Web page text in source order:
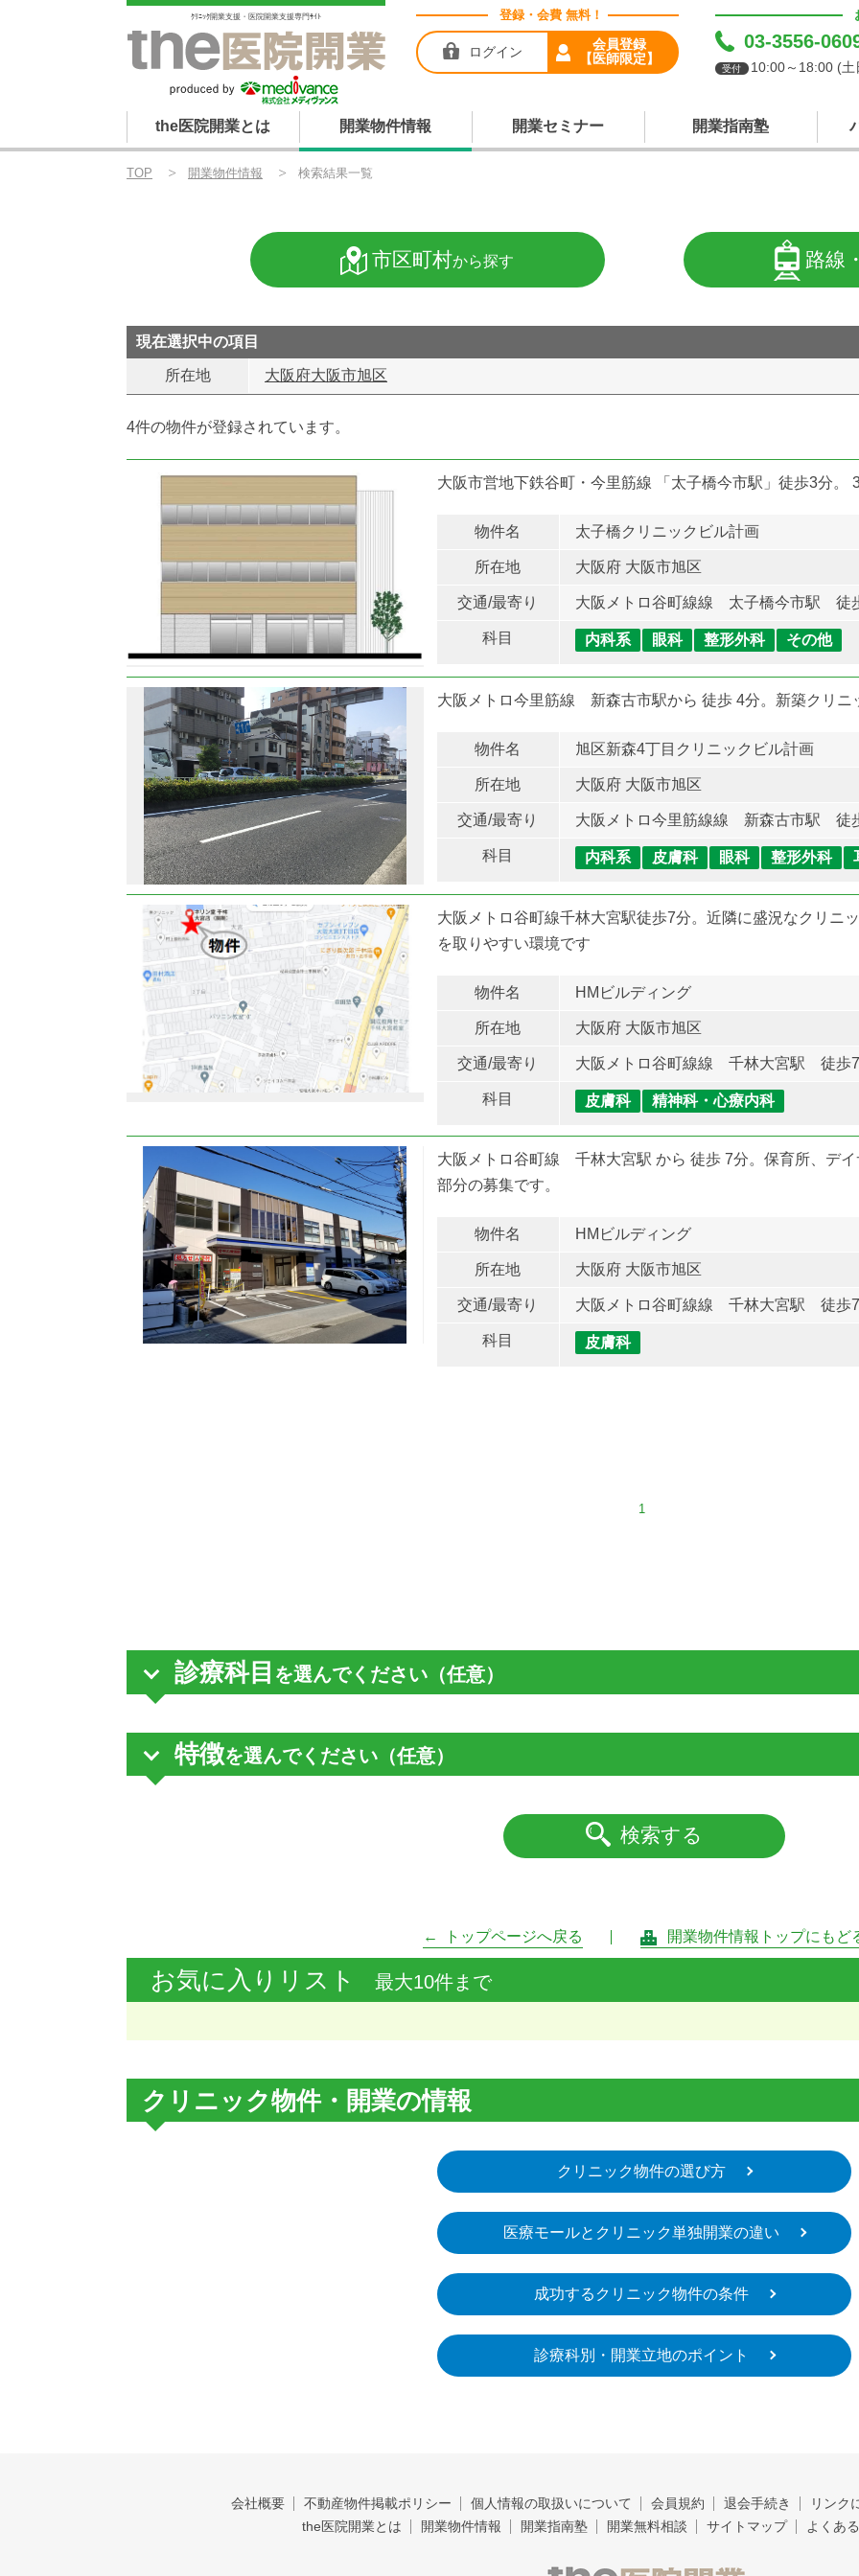
ｸﾘﾆｯｸ開業支援・医院開業支援専門ｻｲﾄ 登録・会費 無料！
ログイン
会員登録
【医師限定】
03-3556-
受付 10:00～18:00 (土
the医院開業とは 開業物件情報 開業セミナー 開業指南塾
TOP 開業物件情報 検索結果一覧
市区町村から探す 路線
現在選択中の項目
所在地 大阪府大阪市旭区
4件の物件が登録されています。
大阪市営地下鉄谷町・今里筋線 「太子橋今市駅」徒歩3分。
物件名 太子橋クリニックビル計画
所在地 大阪府 大阪市旭区
交通/最寄り 大阪メトロ谷町線線 太子橋今市駅 徒
科目 内科系 眼科 整形外科 その他
大阪メトロ今里筋線 新森古市駅から 徒歩 4分。新築クリニ
物件名 旭区新森4丁目クリニックビル計画
所在地 大阪府 大阪市旭区
交通/最寄り 大阪メトロ今里筋線線 新森古市駅 徒
科目 内科系 皮膚科 眼科 整形外科
大阪メトロ谷町線千林大宮駅徒歩7分。近隣に盛況なクリニ
を取りやすい環境です
物件名 HMビルディング
所在地 大阪府 大阪市旭区
交通/最寄り 大阪メトロ谷町線線 千林大宮駅 徒歩
科目 皮膚科 精神科・心療内科
大阪メトロ谷町線 千林大宮駅 から 徒歩 7分。保育所、デ
部分の募集です。
物件名 HMビルディング
所在地 大阪府 大阪市旭区
交通/最寄り 大阪メトロ谷町線線 千林大宮駅 徒歩
科目 皮膚科
1
診療科目 を選んでください（任意）
特徴を選んでください（任意）
検索する
トップページへ戻る 開業物件情報トップにもど
お気に入りリスト 最大10件まで
クリニック物件・開業の情報
クリニック物件の選び方
医療モールとクリニック単独開業の違い
成功するクリニック物件の条件
診療科別・開業立地のポイント
会社概要 不動産物件掲載ポリシー 個人情報の取扱いについて 会員規約 退会手続き
リンク
the医院開業とは
開業物件情報 開業指南塾 開業無料相談 サイトマップ よくあ